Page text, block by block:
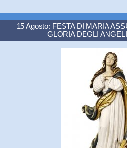
15 Agosto: FESTA DI MARIA
GLORIA DEGLI